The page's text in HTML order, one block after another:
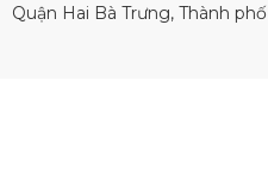
Quận Hai Bà Trưng, Thành